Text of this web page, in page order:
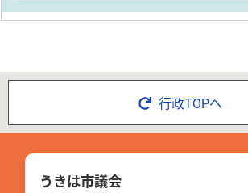
行政TOPへ
うきは市議会